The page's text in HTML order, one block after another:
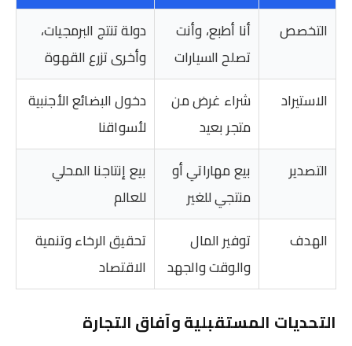
التخصص
أنا أطبع، وأنت
تصلح السيارات
دولة تنتج البرمجيات،
وأخرى تزرع القهوة
الاستيراد
شراء غرض من
متجر بعيد
دخول البضائع الأجنبية
لأسواقنا
التصدير
بيع مهاراتي أو
منتجي للغير
بيع إنتاجنا المحلي
للعالم
الهدف
توفير المال
والوقت والجهد
تحقيق الرخاء وتنمية
الاقتصاد
التحديات المستقبلية وآفاق التجارة